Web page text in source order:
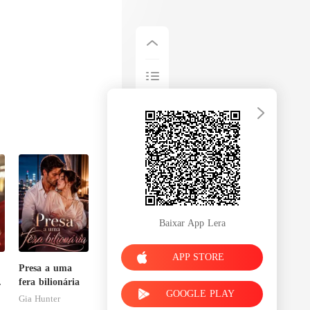
Presa a uma
fera bilionária
Gia Hunter
Baixar App Lera
APP STORE
GOOGLE PLAY